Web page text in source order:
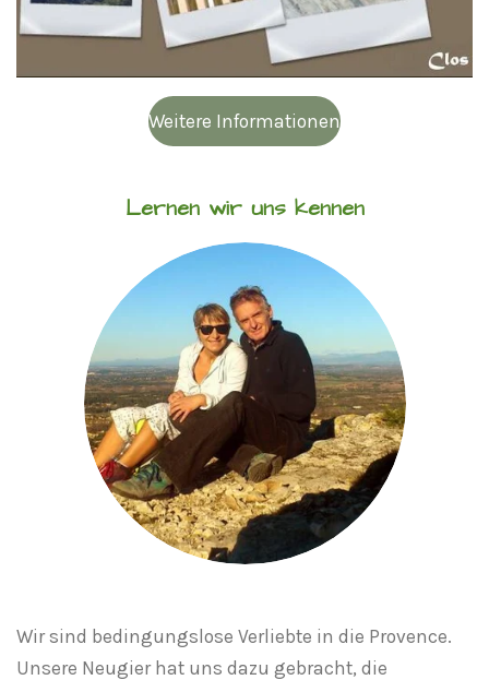
Weitere Informationen
Lernen wir uns kennen
Wir sind bedingungslose Verliebte in die Provence.
Unsere Neugier hat uns dazu gebracht, die